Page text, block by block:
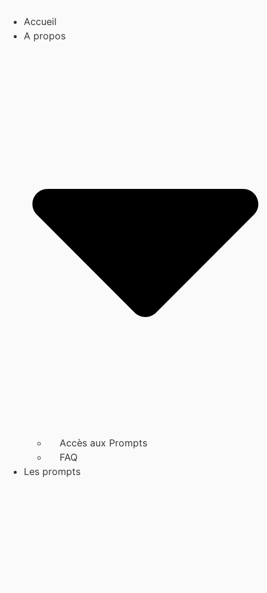
contenu
Accueil
A propos
Accès aux Prompts
FAQ
Les prompts